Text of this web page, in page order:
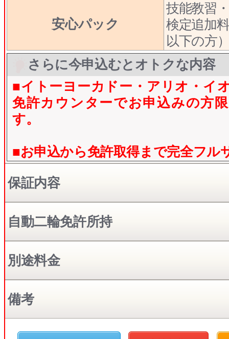
安心パック
技能教習
検定追加
以下の方
さらに今申込むとオトクな内容
■イトーヨーカドー・アリオ・イ
免許カウンターでお申込みの方
す。
■お申込から免許取得まで完全フル
保証内容
自動二輪免許所持
別途料金
備考